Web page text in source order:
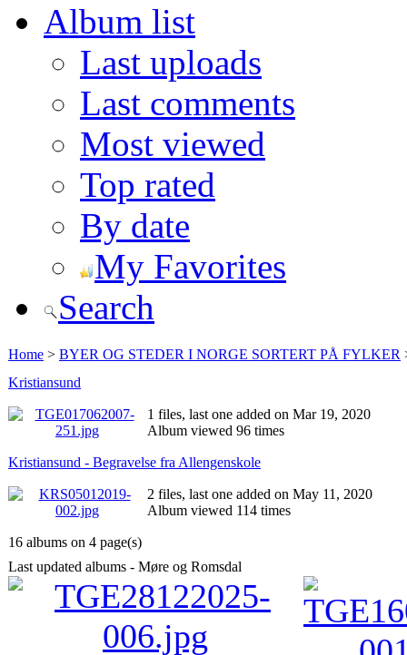
Album list
Last uploads
Last comments
Most viewed
Top rated
By date
My Favorites
Search
Home > BYER OG STEDER I NORGE SORTERT PÅ FYLKER
Kristiansund
1 files, last one added on Mar 19, 2020
Album viewed 96 times
Kristiansund - Begravelse fra Allengenskole
2 files, last one added on May 11, 2020
Album viewed 114 times
16 albums on 4 page(s)
Last updated albums - Møre og Romsdal